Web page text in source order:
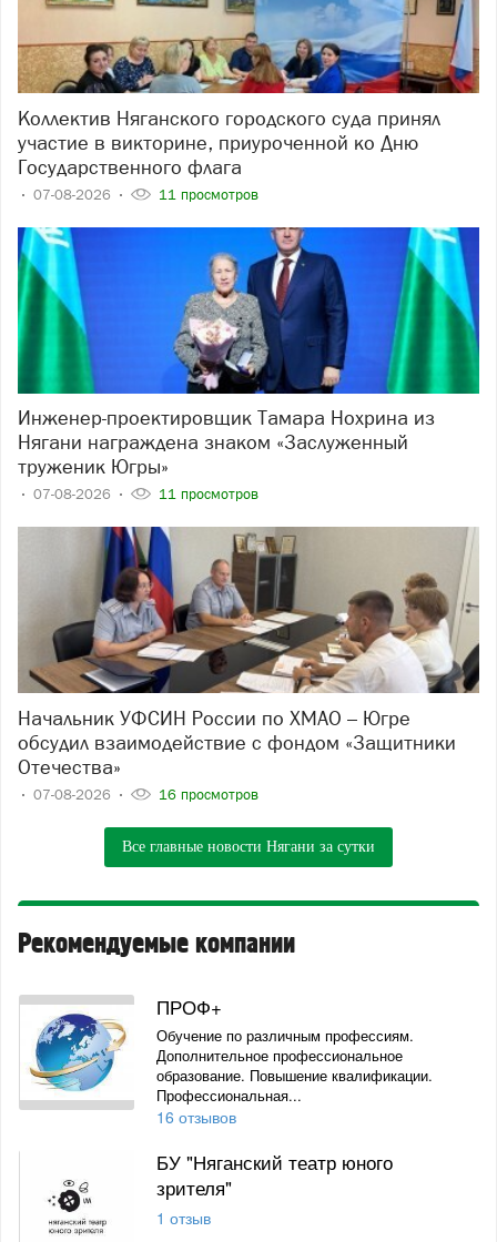
Коллектив Няганского городского суда принял
участие в викторине, приуроченной ко Дню
Государственного флага
07-08-2026 11 просмотров
Инженер-проектировщик Тамара Нохрина из
Нягани награждена знаком «Заслуженный
труженик Югры»
07-08-2026 11 просмотров
Начальник УФСИН России по ХМАО – Югре
обсудил взаимодействие с фондом «Защитники
Отечества»
07-08-2026 16 просмотров
Все главные новости Нягани за сутки
Рекомендуемые компании
ПРОФ+
Обучение по различным профессиям.
Дополнительное профессиональное
образование. Повышение квалификации.
Профессиональная...
16 отзывов
БУ "Няганский театр юного
зрителя"
1 отзыв